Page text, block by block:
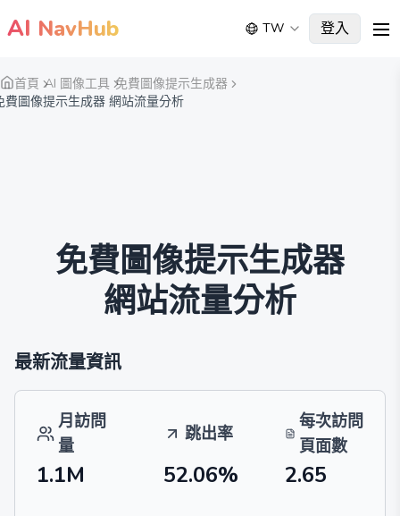
AI NavHub TW 登入
首頁 AI 圖像工具 免費圖像提示生成器
費圖像提示生成器 網站流量分析
免費圖像提示生成器
網站流量分析
最新流量資訊
月訪問
量
跳出率
每次訪問
頁面數
1.1M 52.06% 2.65